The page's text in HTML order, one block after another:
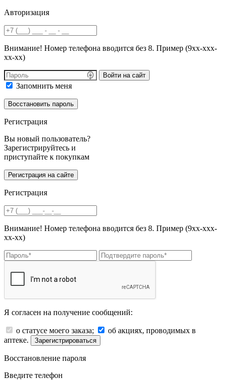
Авторизация
Внимание! Номер телефона вводится без 8. Пример (9хх-ххх-
хх-хх)
Войти на сайт
Запомнить меня
Регистрация
Вы новый пользователь?
Зарегистрируйтесь и
приступайте к покупкам
Регистрация
Внимание! Номер телефона вводится без 8. Пример (9хх-ххх-
хх-хх)
Я согласен на получение сообщений:
о статусе моего заказа;
об акциях, проводимых в
аптеке.
Зарегистрироваться
Восстановление пароля
Введите телефон